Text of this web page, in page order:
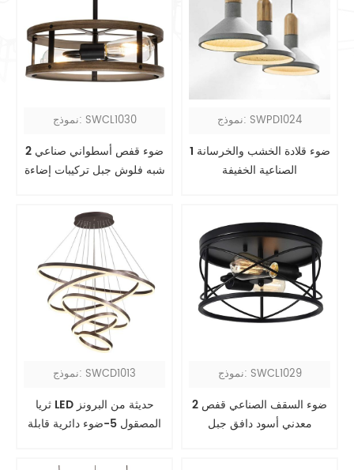
نموذج: SWCL1030
2 ضوء قفص أسطواني صناعي
شبه فلوش جبل تركيبات إضاءة
نموذج: SWPD1024
1 ضوء قلادة الخشب والخرسانة
الصناعية الخفيفة
نموذج: SWCD1013
ثريا LED حديثة من البرونز
المصقول 5-ضوء دائرية قابلة
نموذج: SWCL1029
2 ضوء السقف الصناعي قفص
معدني أسود دافق جبل